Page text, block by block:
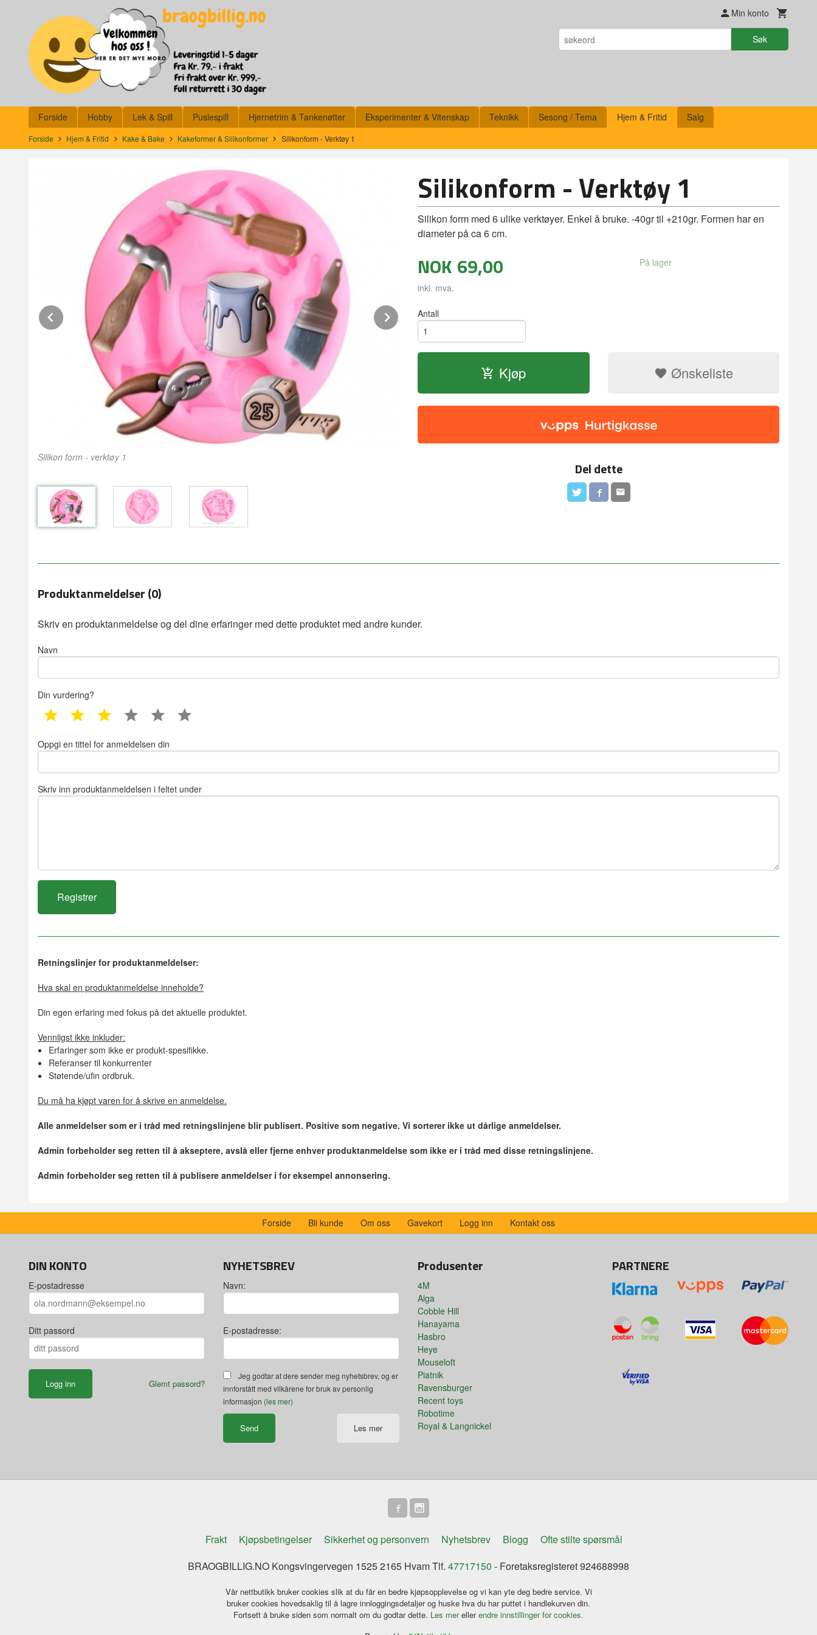
innholdet
Min konto
Søk
Produkter
Forside Hobby Lek & Spill Puslespill Hjernetrim & Tankenøtter Eksperimenter & Vitenskap Teknikk Sesong / Tema Hjem & Fritid Salg
Forside Hjem & Fritid Kake & Bake Kakeformer & Silikonformer Silikonform - Verktøy 1
Silikon form - verktøy 1
Prev Next
Silikonform - Verktøy 1
Silikon form med 6 ulike verktøyer. Enkel å bruke. -40gr til +210gr. Formen har en
diameter på ca 6 cm.
NOK 69,00
inkl. mva.
På lager
Antall
Kjøp Ønskeliste
Del dette
Produktanmeldelser (0)
Skriv en produktanmeldelse og del dine erfaringer med dette produktet med andre kunder.
Navn
Din vurdering?
1 star 2 star 3 star 4 star 5 star
Oppgi en tittel for anmeldelsen din
Skriv inn produktanmeldelsen i feltet under
Retningslinjer for produktanmeldelser:
Hva skal en produktanmeldelse inneholde?
Din egen erfaring med fokus på det aktuelle produktet.
Vennligst ikke inkluder:
Erfaringer som ikke er produkt-spesifikke.
Referanser til konkurrenter
Støtende/ufin ordbruk.
Du må ha kjøpt varen for å skrive en anmeldelse.
Alle anmeldelser som er i tråd med retningslinjene blir publisert. Positive som negative. Vi sorterer ikke ut dårlige anmeldelser.
Admin forbeholder seg retten til å akseptere, avslå eller fjerne enhver produktanmeldelse som ikke er i tråd med disse retningslinjene.
Admin forbeholder seg retten til å publisere anmeldelser i for eksempel annonsering.
Forside Bli kunde Om oss Gavekort Logg inn Kontakt oss
DIN KONTO
E-postadresse
Ditt passord
Glemt passord?
NYHETSBREV
Navn:
E-postadresse:
Jeg godtar at dere sender meg nyhetsbrev, og er
innforstått med vilkårene for bruk av personlig
informasjon (les mer)
Les mer
Produsenter
4M
Alga
Cobble Hill
Hanayama
Hasbro
Heye
Mouseloft
Piatnik
Ravensburger
Recent toys
Robotime
Royal & Langnickel
PARTNERE
Frakt Kjøpsbetingelser Sikkerhet og personvern Nyhetsbrev Blogg
Ofte stilte spørsmål
BRAOGBILLIG.NO Kongsvingervegen 1525 2165 Hvam Tlf. 47717150 - Foretaksregisteret 924688998
Vår nettbutikk bruker cookies slik at du får en bedre kjøpsopplevelse og vi kan yte deg bedre service. Vi
bruker cookies hovedsaklig til å lagre innloggingsdetaljer og huske hva du har puttet i handlekurven din.
Fortsett å bruke siden som normalt om du godtar dette. Les merellerendre innstillinger for cookies.